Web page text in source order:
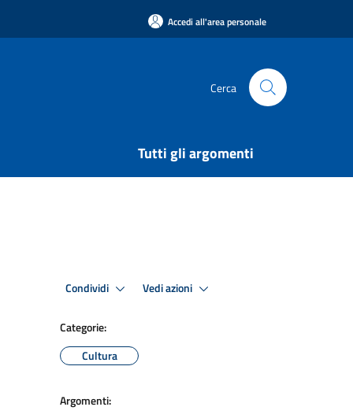
Accedi all'area personale
Cerca
Tutti gli argomenti
Condividi Vedi azioni
Categorie:
Cultura
Argomenti: